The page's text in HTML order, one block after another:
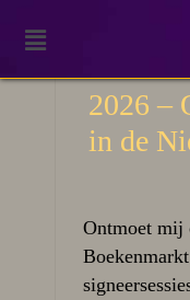
2026 –
in de
Ontmoet mij